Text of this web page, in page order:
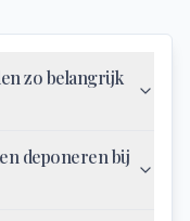
zo belangrijk
deponeren bij